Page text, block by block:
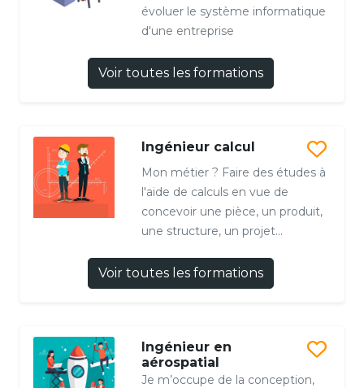
évoluer le système informatique
d'une entreprise
Voir toutes les formations
Ingénieur calcul
Mon métier ? Faire des études à
l'aide de calculs en vue de
concevoir une pièce, un produit,
une structure, un projet...
Voir toutes les formations
Ingénieur en
aérospatial
Je m’occupe de la conception,